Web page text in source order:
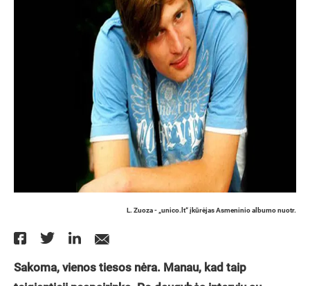
L. Zuoza - „unico.lt“ įkūrėjas Asmeninio albumo nuotr.
Sakoma, vienos tiesos nėra. Manau, kad taip